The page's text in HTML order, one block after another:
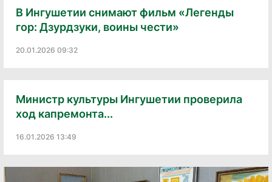
В Ингушетии снимают фильм «Легенды
гор: Дзурдзуки, воины чести»
20.01.2026 09:32
Министр культуры Ингушетии проверила
ход капремонта...
16.01.2026 13:49